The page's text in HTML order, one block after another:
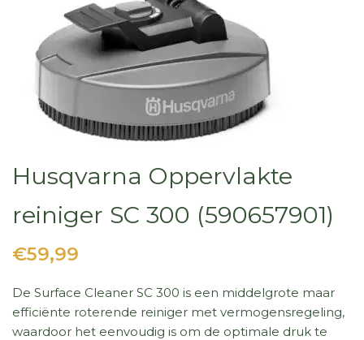
Husqvarna Oppervlakte
reiniger SC 300 (590657901)
€59,99
De Surface Cleaner SC 300 is een middelgrote maar
efficiënte roterende reiniger met vermogensregeling,
waardoor het eenvoudig is om de optimale druk te